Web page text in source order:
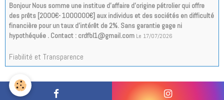
Bonjour Nous somme une institue d’affaire d’origine pétrolier qui offre
des prêts [2000€- 1000000€] aux individus et des sociétés en difficulté
financière pour un taux d'intérêt de 2%. Sans garantie gage ni
hypothéquée . Contact : crdfbl1@gmail.com Le 17/07/2026
Fiabilité et Transparence
Tous les messages